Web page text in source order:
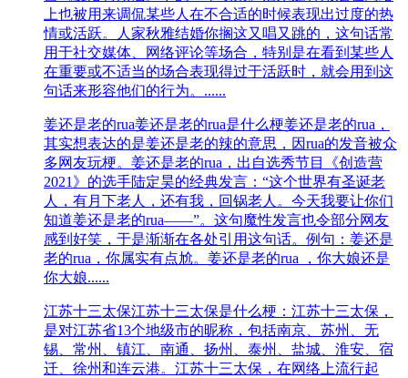
上也被用来调侃某些人在不合适的时候表现出过度的热
情或活跃。人家秋雅结婚你搁这又唱又跳的，这句话常
用于社交媒体、网络评论等场合，特别是在看到某些人
在重要或不适当的场合表现得过于活跃时，就会用到这
句话来形容他们的行为。......
姜还是老的rua姜还是老的rua是什么梗姜还是老的rua，
其实想表达的是姜还是老的辣的意思，因rua的发音被众
多网友玩梗。姜还是老的rua，出自选秀节目《创造营
2021》的选手陆定昊的经典发言：“这个世界有圣诞老
人，有月下老人，还有我，回锅老人。今天我要让你们
知道姜还是老的rua——”。这句魔性发言也令部分网友
感到好笑，于是渐渐在各处引用这句话。例句：姜还是
老的rua，你属实有点尬。姜还是老的rua ，你大娘还是
你大娘......
江苏十三太保江苏十三太保是什么梗：江苏十三太保，
是对江苏省13个地级市的昵称‌，包括南京、苏州、无
锡、常州、镇江、南通、扬州、泰州、盐城、淮安、宿
迁、徐州和连云港。江苏十三太保，在网络上流行起